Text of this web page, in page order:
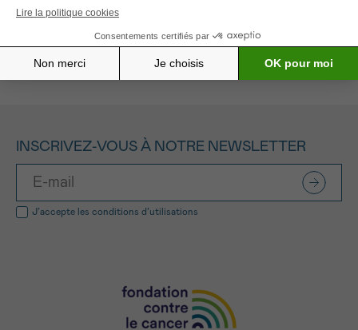
Tous les projets soutenus
INSCRIVEZ-VOUS À NOTRE NEWSLETTER
J’accepte les conditions d’utilisations